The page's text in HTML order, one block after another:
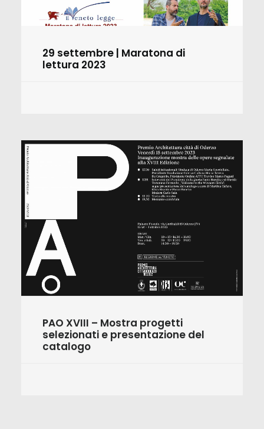
29 settembre | Maratona di
lettura 2023
PAO XVIII – Mostra progetti
selezionati e presentazione del
catalogo